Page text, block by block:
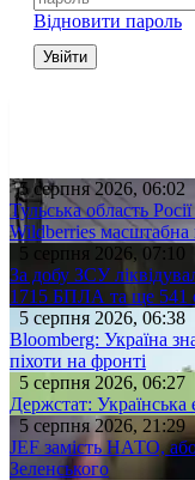
Відновити пароль
Увійти
5 серпня 2026, 06:02
Тульська область
Wildberries
5 серпня 2026, 07:10
За добу ЗСУ
1715 БПЛА та ще 541
5 серпня 2026, 06:38
Bloomberg: Україна
піхоти на фронті
5 серпня 2026, 06:27
Держстат: Українська
5 серпня 2026, 21:29
JEF замість НАТО,
Зеленського